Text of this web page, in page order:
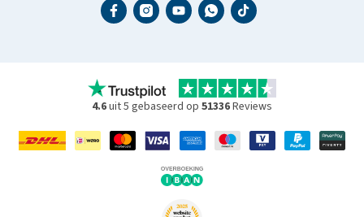
4.6uit 5 gebaseerd op 51336Reviews